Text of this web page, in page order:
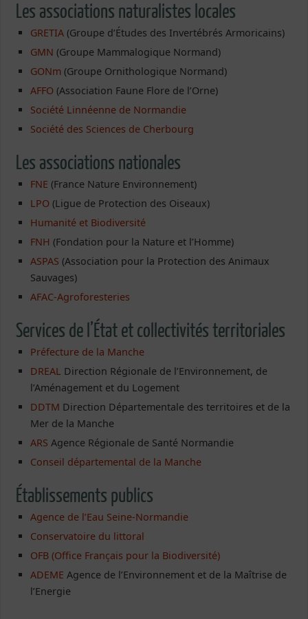
Les associations naturalistes locales
GRETIA (Groupe d’Études des Invertébrés Armoricains)
GMN (Groupe Mammalogique Normand)
GONm (Groupe Ornithologique Normand)
AFFO (Association Faune Flore de l’Orne)
Société Linnéenne de Normandie
Société des Sciences de Cherbourg
Les associations nationales
FNE (France Nature Environnement)
LPO (Ligue de Protection des Oiseaux)
Humanité et Biodiversité
FNH (Fondation pour la Nature et l’Homme)
ASPAS (Association pour la Protection des Animaux
Sauvages)
AFAC-Agroforesteries
Services de l’État et collectivités territoriales
Préfecture de la Manche
DREAL Direction Régionale de l’Environnement, de
l’Aménagement et du Logement
DDTM Direction Départementale des territoires et de la
Mer de la Manche
ARS Agence Régionale de Santé Normandie
Conseil départemental de la Manche
Établissements publics
Agence de l’Eau Seine-Normandie
Conservatoire du littoral
OFB (Office Français pour la Biodiversité)
ADEME Agence de l’Environnement et de la Maîtrise de
l’Energie